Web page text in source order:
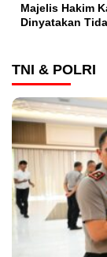
Majelis Hakim
Dinyatakan
TNI & POLRI